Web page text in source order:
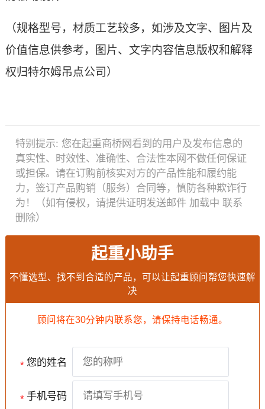
（规格型号，材质工艺较多，如涉及文字、图片及
价值信息供参考，图片、文字内容信息版权和解释
权归特尔姆吊点公司）
特别提示: 您在起重商桥网看到的用户及发布信息的
真实性、时效性、准确性、合法性本网不做任何保证
或担保。请在订购前核实对方的产品性能和履约能
力，签订产品购销（服务）合同等，慎防各种欺诈行
为！（如有侵权，请提供证明发送邮件 加载中 联系
删除）
起重小助手
不懂选型、找不到合适的产品，可以让起重顾问帮您快速解
决
顾问将在30分钟内联系您，请保持电话畅通。
* 您的姓名
* 手机号码